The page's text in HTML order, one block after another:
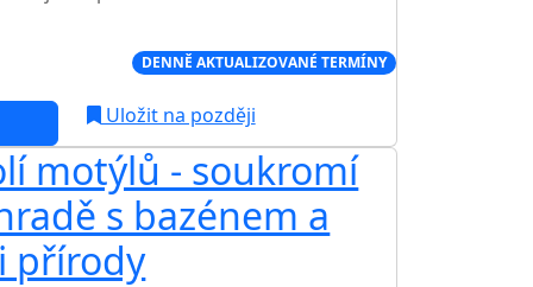
DENNĚ AKTUALIZOVANÉ TERMÍNY
Uložit na později
motýlů - soukromí
s bazénem a
přírody